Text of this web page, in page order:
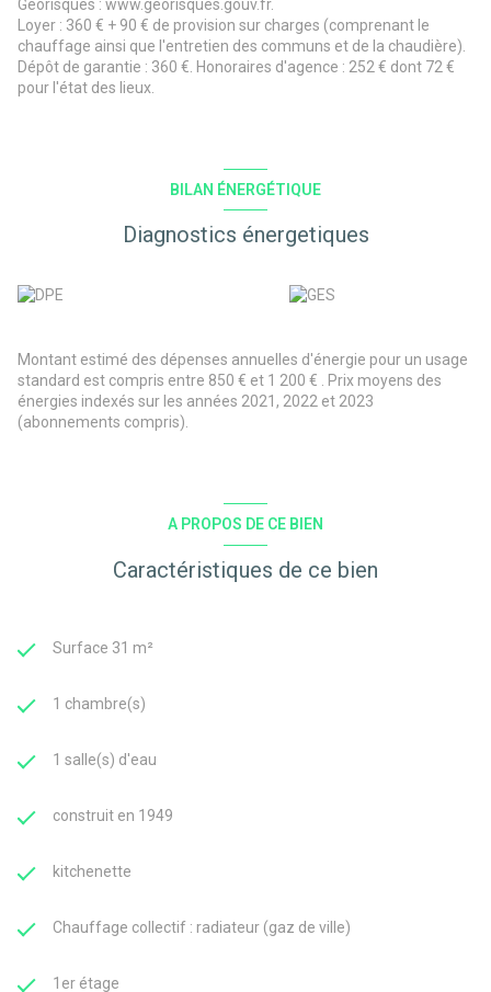
Géorisques : www.georisques.gouv.fr.
Loyer : 360 € + 90 € de provision sur charges (comprenant le
chauffage ainsi que l'entretien des communs et de la chaudière).
Dépôt de garantie : 360 €. Honoraires d'agence : 252 € dont 72 €
pour l'état des lieux.
BILAN ÉNERGÉTIQUE
Diagnostics énergetiques
Montant estimé des dépenses annuelles d'énergie pour un usage
standard est compris entre 850 € et 1 200 € . Prix moyens des
énergies indexés sur les années 2021, 2022 et 2023
(abonnements compris).
A PROPOS DE CE BIEN
Caractéristiques de ce bien
Surface 31 m²
1 chambre(s)
1 salle(s) d'eau
construit en 1949
kitchenette
Chauffage collectif : radiateur (gaz de ville)
1er étage